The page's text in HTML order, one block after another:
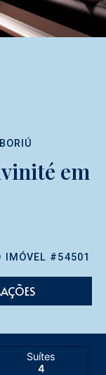
em
IMÓVEL #54501
Suítes
4